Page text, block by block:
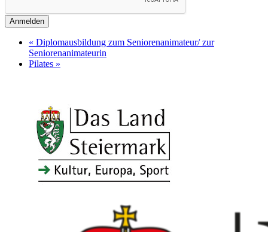
Anmelden
« Diplomausbildung zum Seniorenanimateur/ zur
Seniorenanimateurin
Pilates »